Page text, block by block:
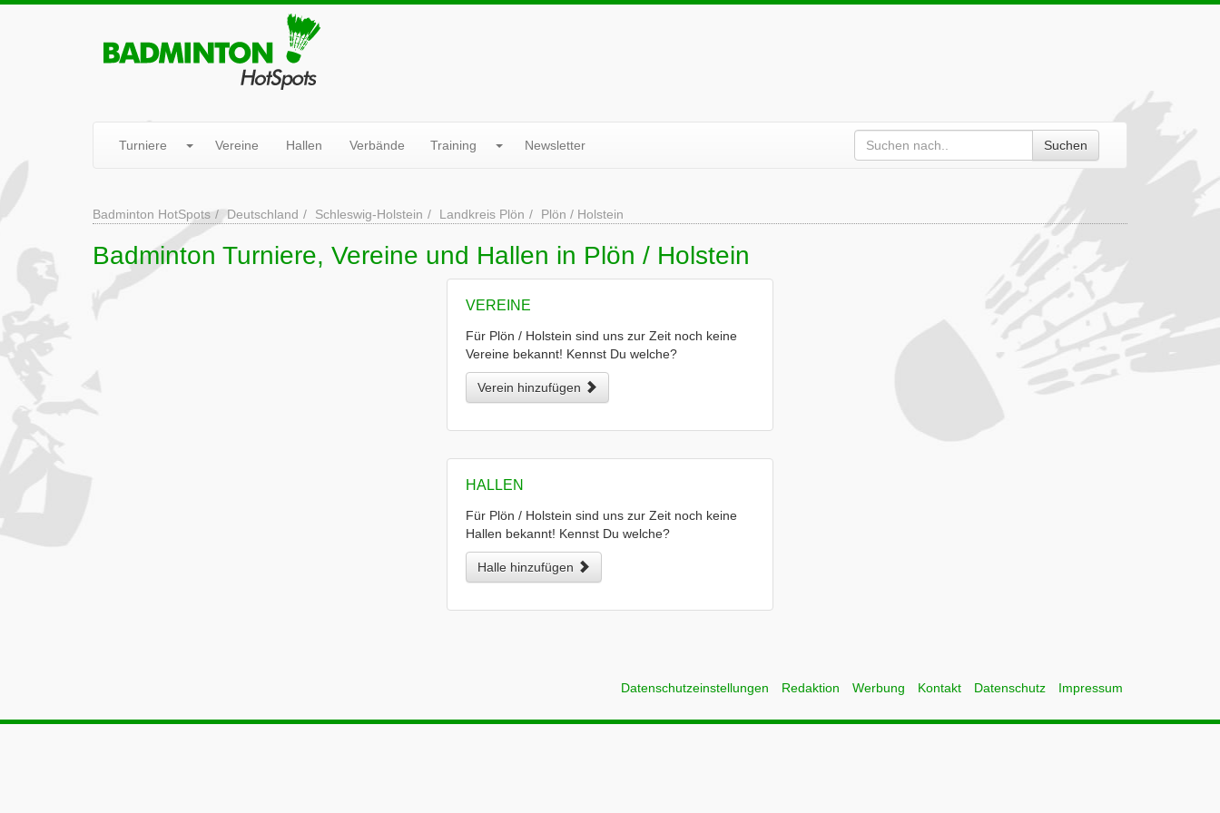
Turniere Vereine Hallen Verbände Training Newsletter Suchen
Badminton HotSpots Deutschland Schleswig-Holstein Landkreis Plön Plön / Holstein
Badminton Turniere, Vereine und Hallen in Plön / Holstein
VEREINE
Für Plön / Holstein sind uns zur Zeit noch keine
Vereine bekannt! Kennst Du welche?
Verein hinzufügen
HALLEN
Für Plön / Holstein sind uns zur Zeit noch keine
Hallen bekannt! Kennst Du welche?
Halle hinzufügen
Datenschutzeinstellungen Redaktion Werbung Kontakt Datenschutz Impressum